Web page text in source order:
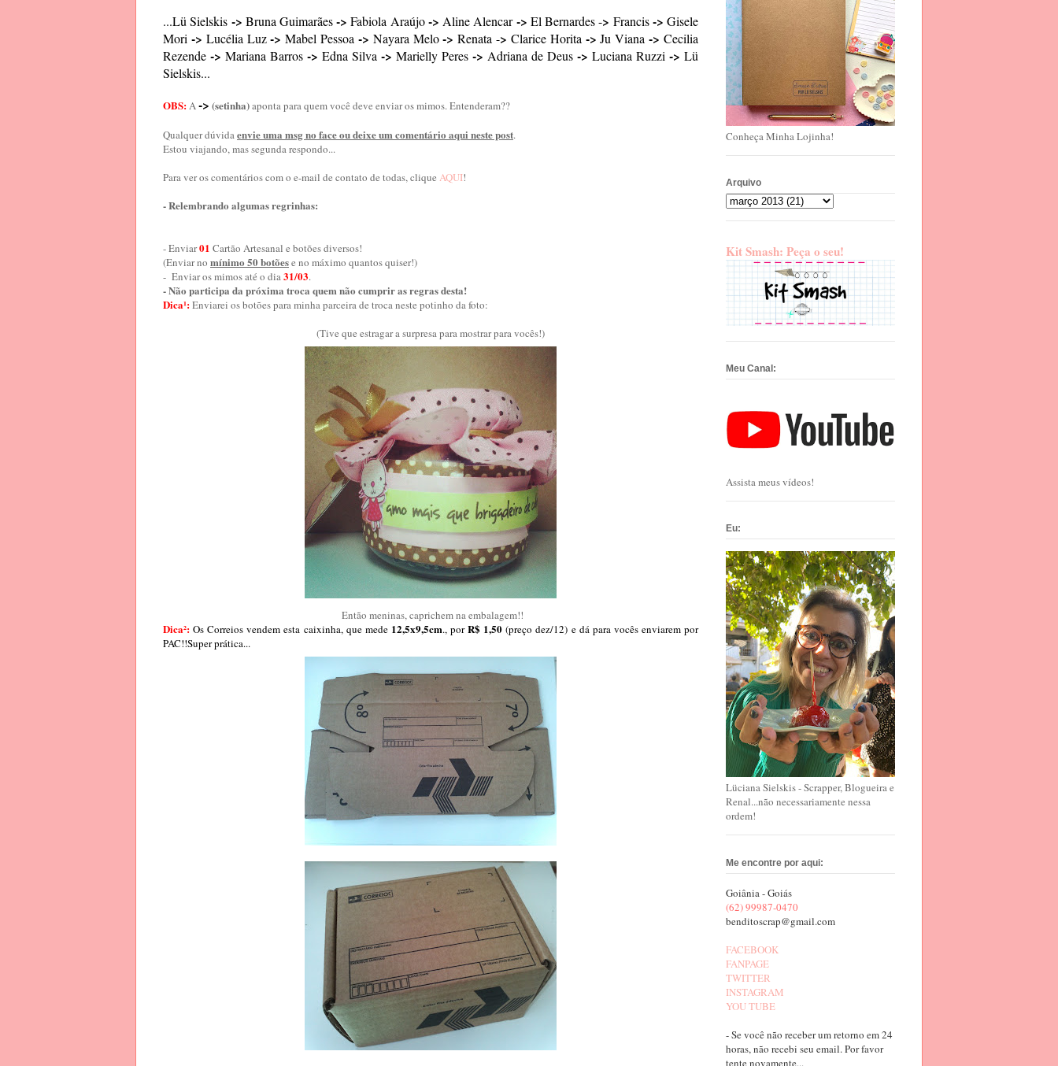
...Lü Sielskis -> Bruna Guimarães-> Fabiola Araújo-> Aline Alencar-> El Bernardes -> Francis-> Gisele
Mori -> Lucélia Luz-> Mabel Pessoa -> Nayara Melo-> Renata -> Clarice Horita -> Ju Viana-> Cecilia
Rezende -> Mariana Barros -> Edna Silva -> Marielly Peres -> Adriana de Deus -> Luciana Ruzzi -> Lü
Sielskis...
OBS:A-> (setinha)aponta para quem você deve enviar os mimos. Entenderam??
Qualquer dúvidaenvie uma msg no face ou deixe um comentário aqui neste post.
Estou viajando, mas segunda respondo...
Para ver os comentários com o e-mail de contato de todas, clique AQUI!
- Relembrando algumas regrinhas:
- Enviar01 Cartão Artesanal e botões diversos!
(Enviar no mínimo 50 botõese no máximo quantos quiser!)
- Enviar os mimos até o dia31/03.
- Não participa da próxima troca quem não cumprir as regras desta!
Dica¹:Enviarei os botões para minha parceira de troca neste potinho da foto:
(Tive que estragar a surpresa para mostrar para vocês!)
Então meninas, caprichem na embalagem!!
Dica²: Os Correios vendem esta caixinha, que mede 12,5x9,5cm., porR$ 1,50 (preço dez/12) e dá para vocês enviarem por
PAC!!Super prática...
Conheça Minha Lojinha!
Arquivo
Kit Smash: Peça o seu!
Meu Canal:
Assista meus vídeos!
Eu:
Lüciana Sielskis - Scrapper, Blogueira e
Renal...não necessariamente nessa
ordem!
Me encontre por aqui:
Goiânia - Goiás
(62) 99987-0470
benditoscrap@gmail.com
FACEBOOK
FANPAGE
TWITTER
INSTAGRAM
YOU TUBE
- Se você não receber um retorno em 24
horas, não recebi seu email. Por favor
tente novamente...